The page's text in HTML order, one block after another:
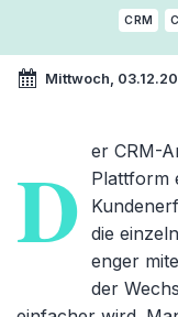
CRM
Mittwoch,
D er CRM-
Plattform
die
enger
der